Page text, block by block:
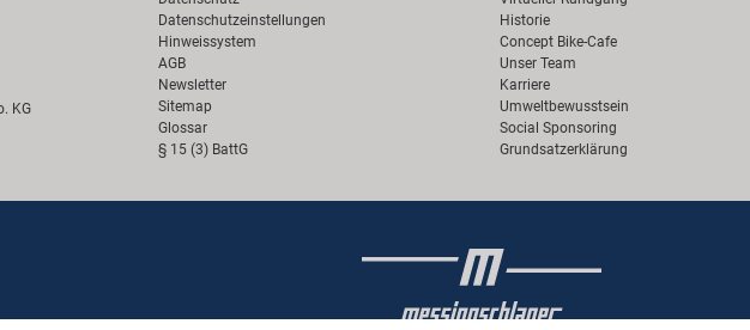
KG
Datenschutzeinstellungen
Hinweissystem
AGB
Newsletter
Sitemap
Glossar
§ 15 (3) BattG
Historie
Concept Bike-Cafe
Unser Team
Karriere
Umweltbewusstsein
Social Sponsoring
Grundsatzerklärung